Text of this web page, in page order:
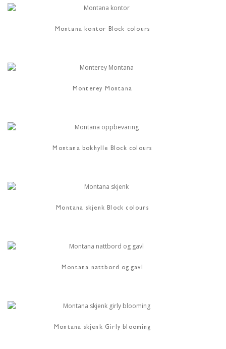
Montana kontor Block colours
Monterey Montana
Montana bokhylle Block colours
Montana skjenk Block colours
Montana nattbord og gavl
Montana skjenk Girly blooming